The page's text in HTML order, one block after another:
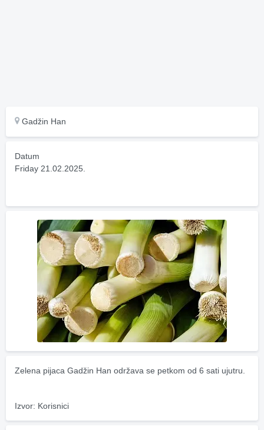
Gadžin Han
Datum
Friday 21.02.2025.
Zelena pijaca Gadžin Han održava se petkom od 6 sati ujutru.
Izvor: Korisnici